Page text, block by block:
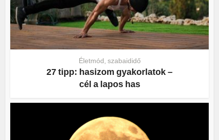
Életmód, szabaididő
27 tipp: hasizom gyakorlatok –
cél a lapos has